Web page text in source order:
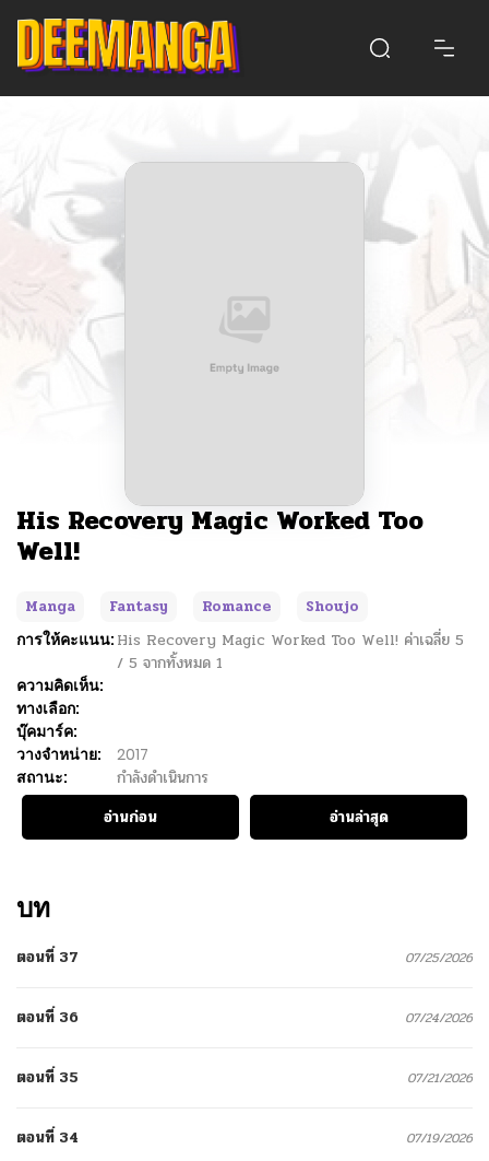
His Recovery Magic Worked Too
Well!
Manga Fantasy Romance
Shoujo
การให้คะแนน: His Recovery Magic Worked Too Well! ค่าเฉลี่ย 5
/ 5 จากทั้งหมด 1
ความคิดเห็น:
ทางเลือก:
บุ๊คมาร์ค:
วางจำหน่าย:
2017
สถานะ:
กำลังดำเนินการ
อ่านก่อน
อ่านล่าสุด
บท
ตอนที่ 37 07/25/2026
ตอนที่ 36 07/24/2026
ตอนที่ 35 07/21/2026
ตอนที่ 34 07/19/2026